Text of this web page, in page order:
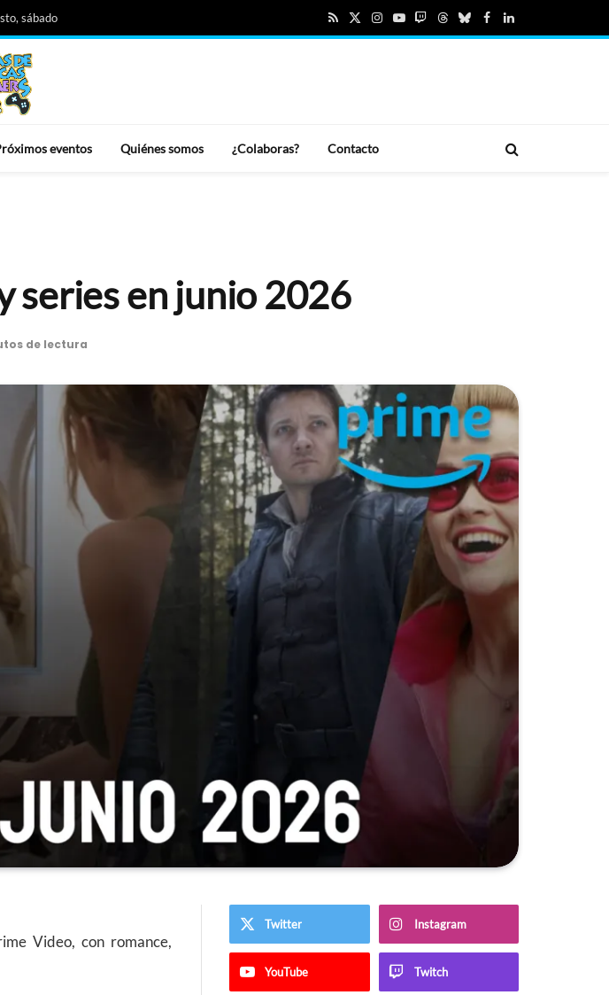
sábado
RSSX
Instagram
YouTube
TwitchThreadsBlueskyFacebook
LinkedIn
eventos Quiénes somos ¿Colaboras? Contacto
series en junio 2026
de lectura
Video, con romance,
Twitter Instagram
YouTube Twitch